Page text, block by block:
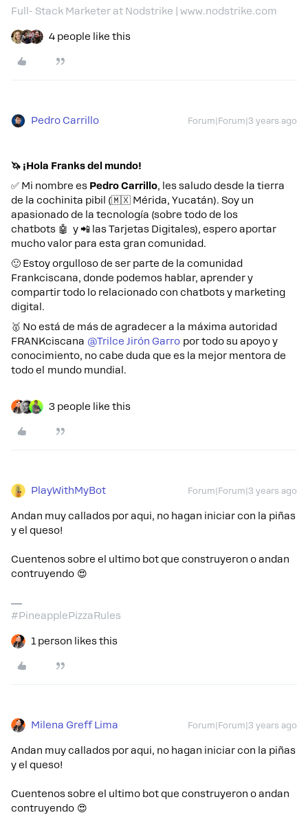
Full- Stack Marketer at Nodstrike | www.nodstrike.com
4 people like this
Pedro Carrillo Forum|Forum|3 years ago
🦄 ¡Hola Franks del mundo!
✅ Mi nombre es Pedro Carrillo, les saludo desde la tierra
de la cochinita pibil (🇲🇽 Mérida, Yucatán). Soy un
apasionado de la tecnología (sobre todo de los
chatbots 🤖 y 📲 las Tarjetas Digitales), espero aportar
mucho valor para esta gran comunidad.
🙂 Estoy orgulloso de ser parte de la comunidad
Frankciscana, donde podemos hablar, aprender y
compartir todo lo relacionado con chatbots y marketing
digital.
🥇 No está de más de agradecer a la máxima autoridad
FRANKciscana @Trilce Jirón Garro por todo su apoyo y
conocimiento, no cabe duda que es la mejor mentora de
todo el mundo mundial.
3 people like this
PlayWithMyBot Forum|Forum|3 years ago
Andan muy callados por aqui, no hagan iniciar con la piñas
y el queso!
Cuentenos sobre el ultimo bot que construyeron o andan
contruyendo 😍
#PineapplePizzaRules
1 person likes this
Milena Greff Lima Forum|Forum|3 years ago
Andan muy callados por aqui, no hagan iniciar con la piñas
y el queso!
Cuentenos sobre el ultimo bot que construyeron o andan
contruyendo 😍